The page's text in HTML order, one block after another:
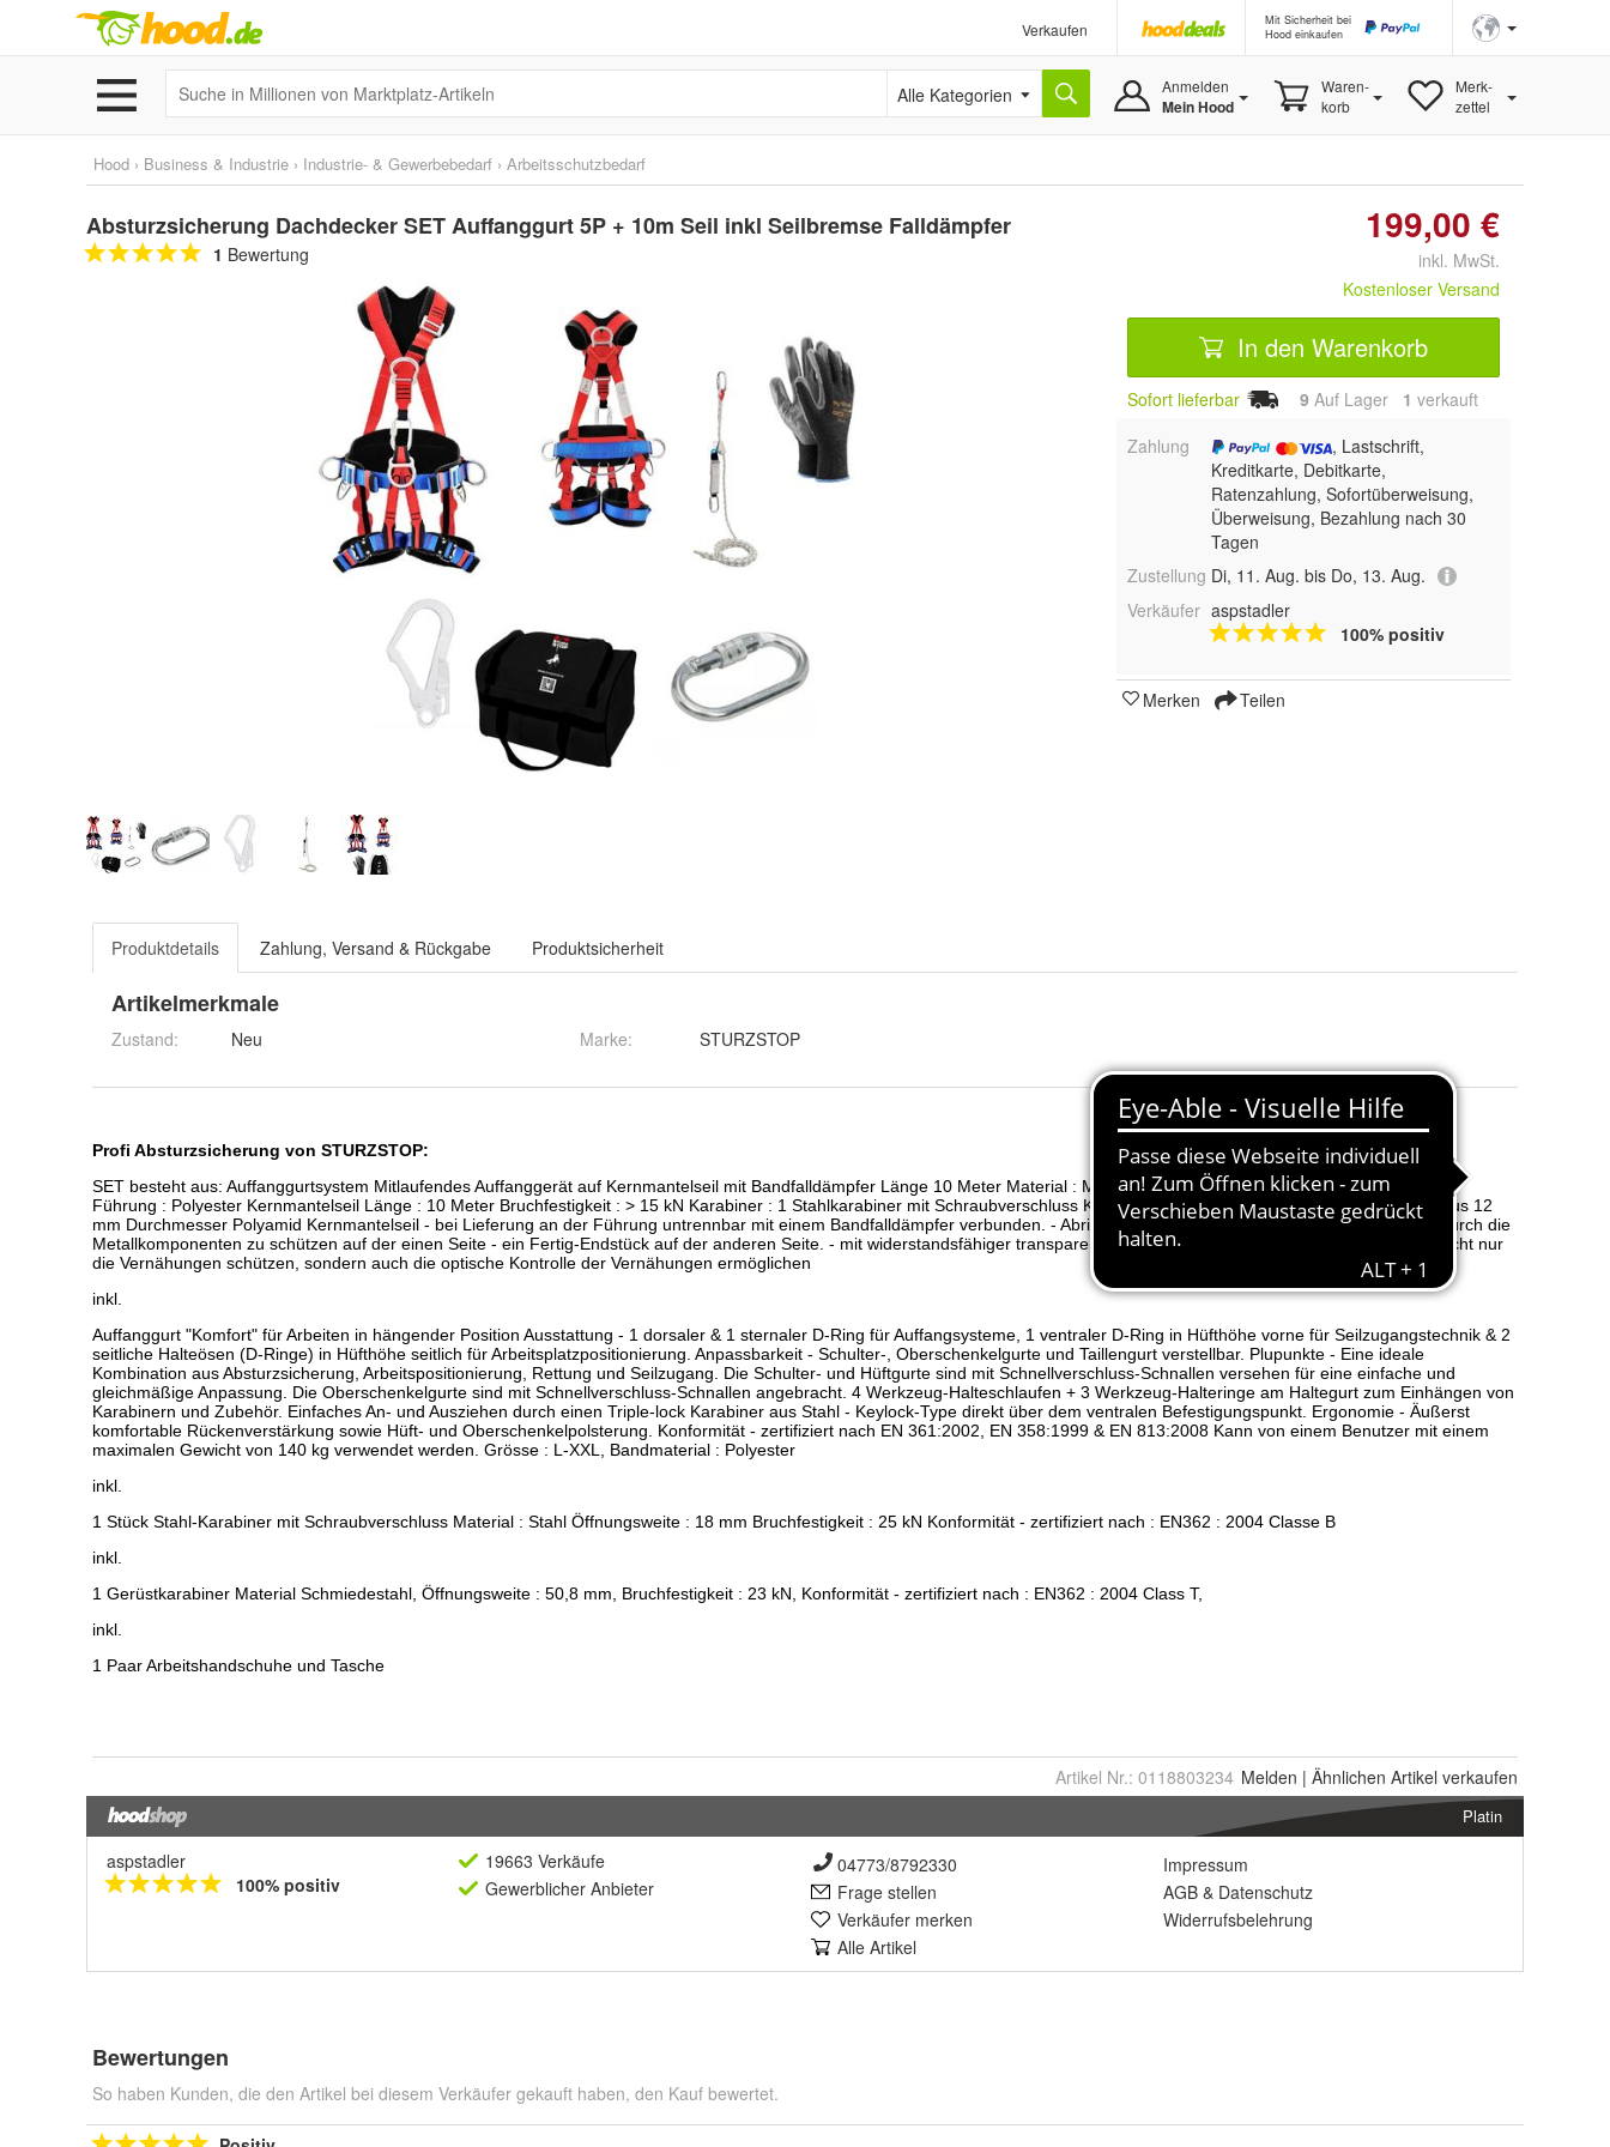
Verkaufen
Mit Sicherheit bei
Hood einkaufen
Alle Kategorien Anmelden
Mein Hood
Waren-
korb
Merk-
zettel
Hood › Business & Industrie › Industrie- & Gewerbebedarf › Arbeitsschutzbedarf
Absturzsicherung Dachdecker SET Auffanggurt 5P + 10m Seil inkl Seilbremse Falldämpfer
1 Bewertung
199,00 €
inkl. MwSt.
Kostenloser Versand
In den Warenkorb
Sofort lieferbar 9 Auf Lager 1 verkauft
Zahlung
, Lastschrift,
Kreditkarte, Debitkarte,
Ratenzahlung, Sofortüberweisung,
Überweisung, Bezahlung nach 30
Tagen
Zustellung Di, 11. Aug. bis Do, 13. Aug.
Verkäufer aspstadler
100% positiv
Merken Teilen
Produktdetails Zahlung, Versand & Rückgabe Produktsicherheit
Artikelmerkmale
Zustand: Neu Marke: STURZSTOP
Artikel Nr.: 0118803234 Melden | Ähnlichen Artikel verkaufen
Platin
aspstadler
100% positiv
19663 Verkäufe
Gewerblicher Anbieter
04773/8792330
Frage stellen
Verkäufer merken
Alle Artikel
Impressum
AGB & Datenschutz
Widerrufsbelehrung
Bewertungen
So haben Kunden, die den Artikel bei diesem Verkäufer gekauft haben, den Kauf bewertet.